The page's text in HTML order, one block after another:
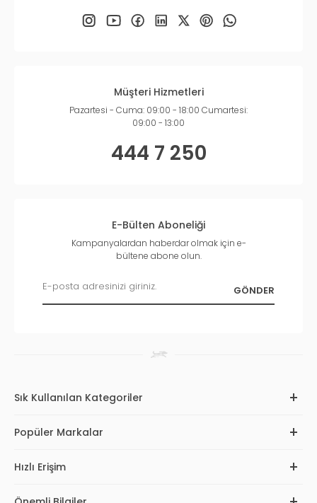
Müşteri Hizmetleri
Pazartesi - Cuma: 09:00 - 18:00 Cumartesi:
09:00 - 13:00
444 7 250
E-Bülten Aboneliği
Kampanyalardan haberdar olmak için e-
bültene abone olun.
Sık Kullanılan Kategoriler
Popüler Markalar
Hızlı Erişim